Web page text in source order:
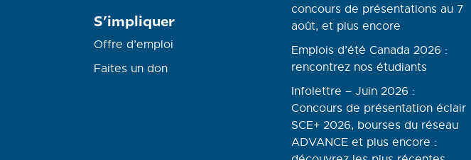
S’impliquer
Offre d’emploi
Faites un don
concours de présentations au 7
août, et plus encore
Emplois d’été Canada 2026 :
rencontrez nos étudiants
Infolettre – Juin 2026 :
Concours de présentation éclair
SCE+ 2026, bourses du réseau
ADVANCE et plus encore :